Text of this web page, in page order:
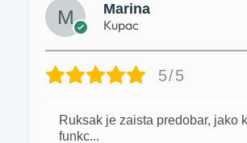
Marina
Kupac
5/5
Ruksak je zaista predobar, jako
funkc...